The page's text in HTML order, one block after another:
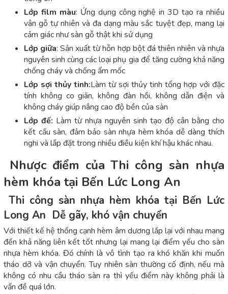
Lớp film màu: Ứng dụng công nghệ in 3D tạo ra nhiều
vân gỗ tự nhiên và đa dạng màu sắc tuyệt đẹp, mang lại
cảm giác như sàn gỗ thật khi sử dụng
Lớp giữa: Sản xuất từ hỗn hợp bột đá thiên nhiên và nhựa
nguyên sinh cùng các loại phụ gia để tăng cường khả năng
chống cháy và chống ẩm mốc
Lớp sợi thủy tinh:Làm từ sợi thủy tinh tổng hợp với đặc
tính không co giãn, không đàn hồi, không dẫn điện và
không cháy giúp nâng cao độ bền của sàn
Lớp đế: Làm từ nhựa nguyên sinh tạo độ cân bằng cho
kết cấu sàn, đảm bảo sàn nhựa hèm khóa dễ dàng thích
nghi và lắp đặt trong nhiều điều kiện khí hậu khác nhau.
Nhược điểm củaThi công sàn nhựa
hèm khóa tại Bến Lức Long An
Thi công sàn nhựa hèm khóa tại Bến Lức
Long An Dễ gãy, khó vận chuyển
Với thiết kế hệ thống cạnh hèm âm dương lắp lại với nhau mang
đến khả năng liên kết tốt nhưng lại mang lại điểm yếu cho sàn
nhựa hèm khóa. Đó chính là vô tình tạo ra khó khăn khi muốn
tháo dỡ và vận chuyển. Tuy nhiên sàn thường cố định, nếu mà
không có nhu cầu tháo sàn ra thì yếu điểm này không phải là
vấn đề quá lớn.